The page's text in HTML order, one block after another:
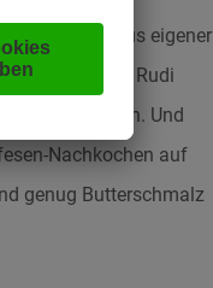
aus eigener
Mal lustet Rudi
richtig angetan. Und
Nachkochen auf
genug Butterschmalz